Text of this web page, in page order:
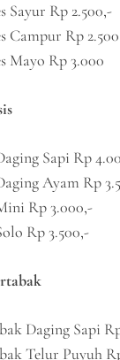
Sayur Rp 2.500,-
Campur Rp
Mayo Rp 3.000
Sapi Rp
Ayam Rp
Rp 3.000,-
Rp 3.500,-
Daging Sapi
Telur Puyuh